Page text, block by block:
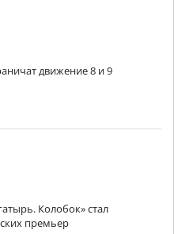
движение 8 и 9
Колобок» стал
премьер